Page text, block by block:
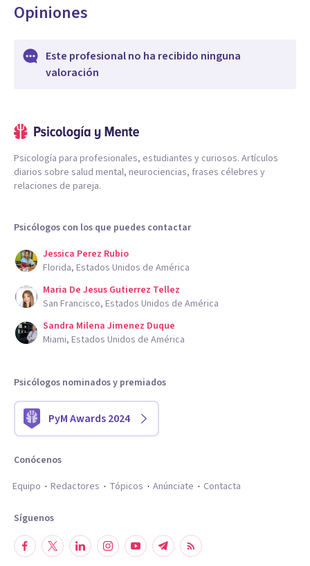
Opiniones
Este profesional no ha recibido ninguna
valoración
Psicología para profesionales, estudiantes y curiosos. Artículos
diarios sobre salud mental, neurociencias, frases célebres y
relaciones de pareja.
Psicólogos con los que puedes contactar
Jessica Perez Rubio
Florida, Estados Unidos de América
Maria De Jesus Gutierrez Tellez
San Francisco, Estados Unidos de América
Sandra Milena Jimenez Duque
Miami, Estados Unidos de América
Psicólogos nominados y premiados
PyM Awards 2024
Conócenos
Equipo
Redactores Tópicos Anúnciate Contacta
Síguenos